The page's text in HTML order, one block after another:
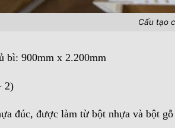
Cấu tạo
bì: 900mm x 2.200mm
2)
đúc, được làm từ bột nhựa và bột